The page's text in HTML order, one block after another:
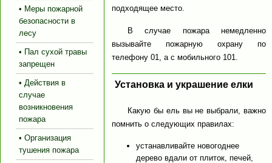
• Меры пожарной
безопасности в
лесу
• Пал сухой травы
запрещен
• Действия в
случае
возникновения
пожара
• Организация
тушения пожара
подходящее место.
В случае пожара немедленно
вызывайте пожарную охрану по
телефону 01, а с мобильного 101.
Установка и украшение елки
Какую бы ель вы не выбрали, важно
помнить о следующих правилах:
устанавливайте новогоднее
дерево вдали от плиток, печей,